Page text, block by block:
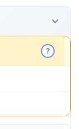
?